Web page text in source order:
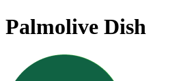
Palmolive Dish